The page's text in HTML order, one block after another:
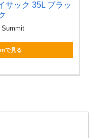
サック 35L ブラッ
で見る